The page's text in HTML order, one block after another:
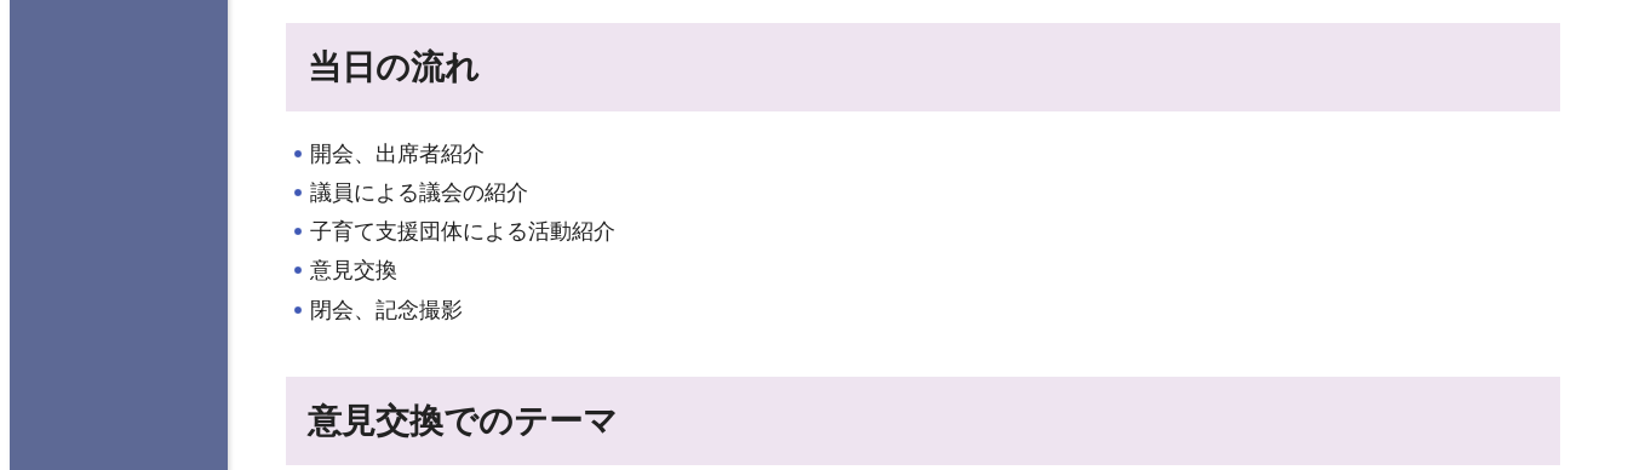
当日の流れ
開会、出席者紹介
議員による議会の紹介
子育て支援団体による活動紹介
意見交換
閉会、記念撮影
意見交換でのテーマ